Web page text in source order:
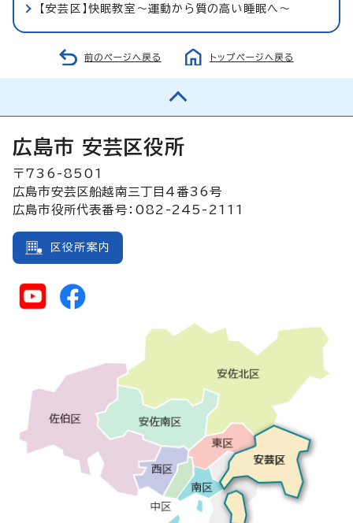
【安芸区】快眠教室～運動から質の高い睡眠へ～
前のページへ戻る トップページへ戻る
広島市 安芸区役所
〒736-8501
広島市安芸区船越南三丁目4番36号
広島市役所代表番号：082-245-2111
区役所案内